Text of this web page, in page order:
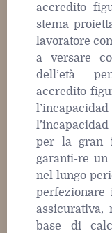
accredito
stema
lavoratore
a versare
dell’età
accredito
per la gran
garanti-re
nel lungo
assicurativa,
base di